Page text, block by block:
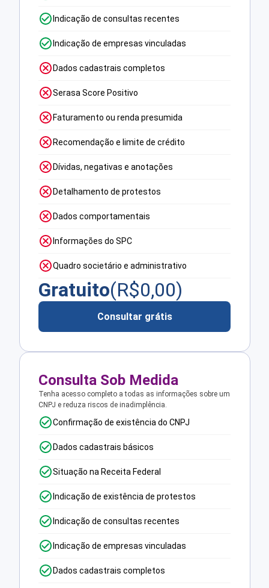
Indicação de consultas recentes
Indicação de empresas vinculadas
Dados cadastrais completos
Serasa Score Positivo
Faturamento ou renda presumida
Recomendação e limite de crédito
Dívidas, negativas e anotações
Detalhamento de protestos
Dados comportamentais
Informações do SPC
Quadro societário e administrativo
Gratuito(R$0,00)
Consultar grátis
Consulta Sob Medida
Tenha acesso completo a todas as informações sobre um
CNPJ e reduza riscos de inadimplência.
Confirmação de existência do CNPJ
Dados cadastrais básicos
Situação na Receita Federal
Indicação de existência de protestos
Indicação de consultas recentes
Indicação de empresas vinculadas
Dados cadastrais completos